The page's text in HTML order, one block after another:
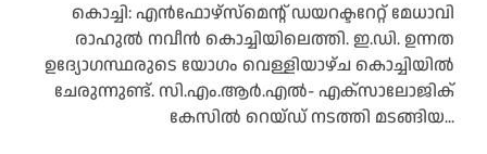
കൊച്ചി: എൻഫോഴ്‌സ്‌മെന്റ് ഡയറക്ടറേറ്റ് മേധാവി
രാഹുൽ നവീൻ കൊച്ചിയിലെത്തി. ഇ.ഡി. ഉന്നത
ഉദ്യോഗസ്ഥരുടെ യോഗം വെള്ളിയാഴ്ച കൊച്ചിയിൽ
ചേരുന്നുണ്ട്. സി.എം.ആർ.എൽ- എക്‌സാലോജിക്
കേസിൽ റെയ്ഡ് നടത്തി മടങ്ങിയ...